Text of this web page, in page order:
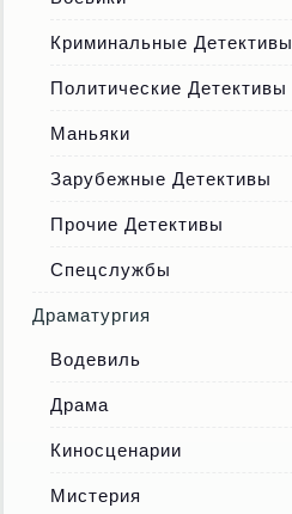
Криминальные Детективы
Политические Детективы
Маньяки
Зарубежные Детективы
Прочие Детективы
Спецслужбы
Драматургия
Водевиль
Драма
Киносценарии
Мистерия